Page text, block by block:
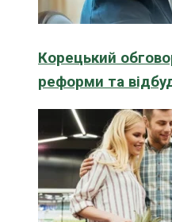
Корецький
реформи та